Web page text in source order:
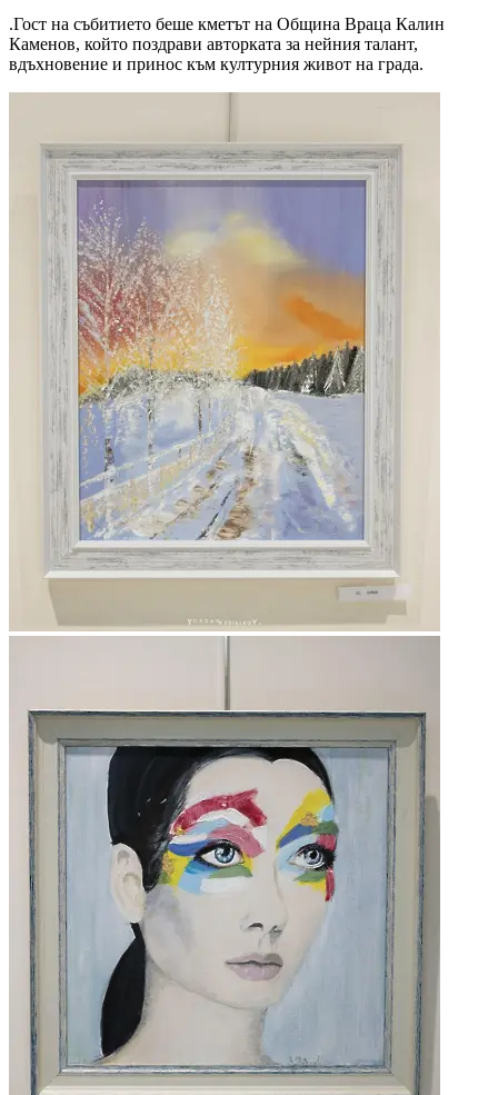
.Гост на събитието беше кметът на Община Враца Калин
Каменов, който поздрави авторката за нейния талант,
вдъхновение и принос към културния живот на града.